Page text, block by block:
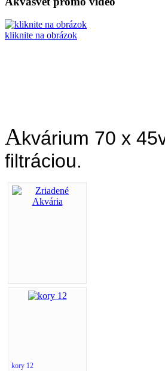
kliknite na obrázok
Akvárium 70 x
filtráciou.
kory 12